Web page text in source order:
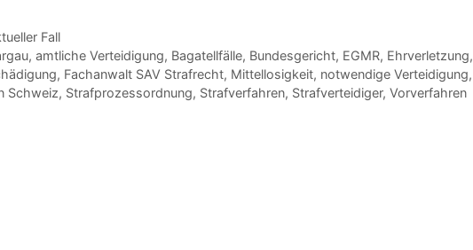
Fall
,amtliche Verteidigung, Bagatellfälle, Bundesgericht, EGMR, Ehrverletzung,
, Fachanwalt SAV Strafrecht, Mittellosigkeit, notwendige Verteidigung,
Schweiz, Strafprozessordnung, Strafverfahren, Strafverteidiger, Vorverfahren